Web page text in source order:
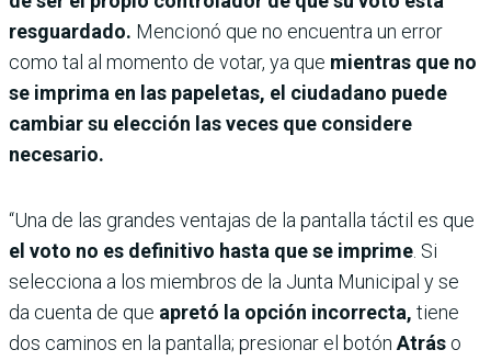
resguardado. Mencionó que no encuentra un error
como tal al momento de votar, ya que mientras que no
se imprima en las papeletas, el ciudadano puede
cambiar su elección las veces que considere
necesario.
“Una de las grandes ventajas de la pantalla táctil es que
el voto no es definitivo hasta que se imprime . Si
selecciona a los miembros de la Junta Municipal y se
da cuenta de que apretó la opción incorrecta, tiene
dos caminos en la pantalla; presionar el botón Atrás o